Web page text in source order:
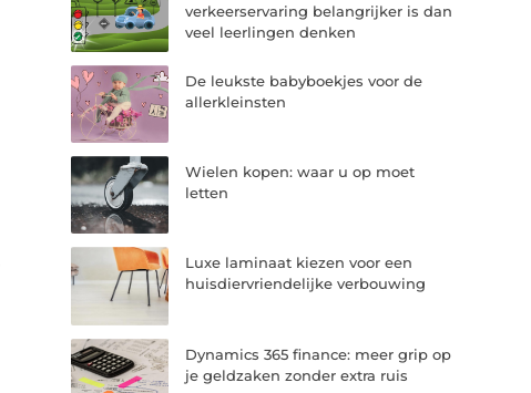
verkeerservaring belangrijker is dan
veel leerlingen denken
De leukste babyboekjes voor de
allerkleinsten
Wielen kopen: waar u op moet
letten
Luxe laminaat kiezen voor een
huisdiervriendelijke verbouwing
Dynamics 365 finance: meer grip op
je geldzaken zonder extra ruis